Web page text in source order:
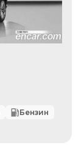
Бензин